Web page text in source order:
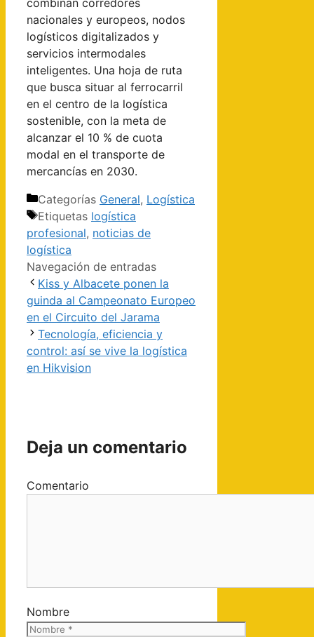
nacionales y europeos, nodos
logísticos digitalizados y
servicios intermodales
inteligentes. Una hoja de ruta
que busca situar al ferrocarril
en el centro de la logística
sostenible, con la meta de
alcanzar el 10 % de cuota
modal en el transporte de
mercancías en 2030.
Categorías General, Logística
Etiquetas logística
profesional, noticias de
logística
Navegación de entradas
Kiss y Albacete ponen la
guinda al Campeonato Europeo
en el Circuito del Jarama
Tecnología, eficiencia y
control: así se vive la logística
en Hikvision
Deja un comentario
Comentario
Nombre